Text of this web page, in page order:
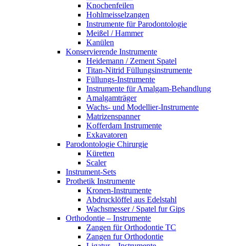
Knochenfeilen
Hohlmeisselzangen
Instrumente für Parodontologie
Meißel / Hammer
Kanülen
Konservierende Instrumente
Heidemann / Zement Spatel
Titan-Nitrid Füllungsinstrumente
Füllungs-Instrumente
Instrumente für Amalgam-Behandlung
Amalgamträger
Wachs- und Modellier-Instrumente
Matrizenspanner
Kofferdam Instrumente
Exkavatoren
Parodontologie Chirurgie
Küretten
Scaler
Instrument-Sets
Prothetik Instrumente
Kronen-Instrumente
Abdrucklöffel aus Edelstahl
Wachsmesser / Spatel fur Gips
Orthodontie – Instrumente
Zangen für Orthodontie TC
Zangen fur Orthodontie